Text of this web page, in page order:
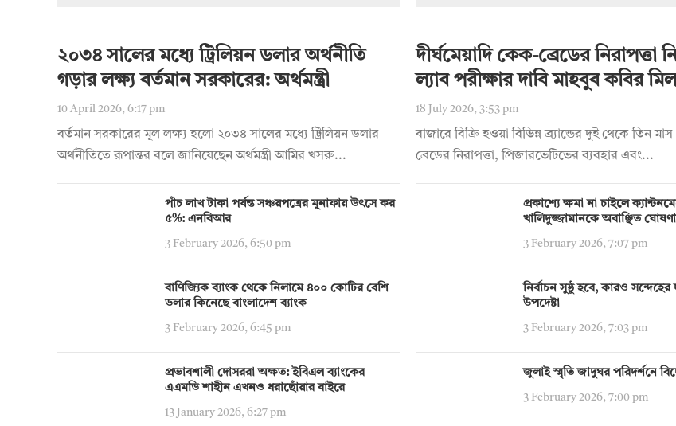
২০৩৪ সালের মধ্যে ট্রিলিয়ন ডলার অর্থনীতি
গড়ার লক্ষ্য বর্তমান সরকারের: অর্থমন্ত্রী
10 April 2026, 6:17 pm
বর্তমান সরকারের মূল লক্ষ্য হলো ২০৩৪ সালের মধ্যে ট্রিলিয়ন ডলার
অর্থনীতিতে রূপান্তর বলে জানিয়েছেন অর্থমন্ত্রী আমির খসরু...
পাঁচ লাখ টাকা পর্যন্ত সঞ্চয়পত্রের মুনাফায় উৎসে কর
৫%: এনবিআর
3 February 2026, 6:50 pm
বাণিজ্যিক ব্যাংক থেকে নিলামে ৪০০ কোটির বেশি
ডলার কিনেছে বাংলাদেশ ব্যাংক
3 February 2026, 6:45 pm
প্রভাবশালী দোসররা অক্ষত: ইবিএল ব্যাংকের
এএমডি শাহীন এখনও ধরাছোঁয়ার বাইরে
13 January 2026, 6:27 pm
দীর্ঘমেয়াদি কেক-ব্রেডের নিরাপত্তা
ল্যাব পরীক্ষার দাবি মাহবুব কবির
18 July 2026, 3:53 pm
বাজারে বিক্রি হওয়া বিভিন্ন ব্র্যান্ডের দুই থেকে তিন
ব্রেডের নিরাপত্তা, প্রিজারভেটিভের ব্যবহার এবং...
প্রকাশ্যে ক্ষমা না চাইলে
খালিদুজ্জামানকে অবাঞ্ছিত
3 February 2026, 7:07 pm
নির্বাচন সুষ্ঠু হবে, কারও সন্দেহের
উপদেষ্টা
3 February 2026, 7:03 pm
জুলাই স্মৃতি জাদুঘর পরিদর্শনে
3 February 2026, 7:00 pm